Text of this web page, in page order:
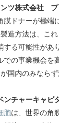
ンツ株式会社
膜ドナーが極
造方法は、こ
る可能性が
の事業機会
国内のみなら
ンチャーキャ
胞は、世界の角